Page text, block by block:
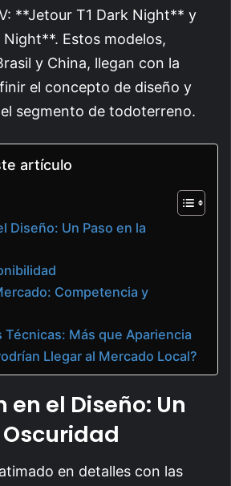
**Jetour T1 Dark Night** y
Estos modelos,
y China, llegan con la
el concepto de diseño y
segmento de todoterreno.
artículo
Diseño: Un Paso en la
Competencia y
Técnicas: Más que Apariencia
Llegar al Mercado Local?
el Diseño: Un
en detalles con las